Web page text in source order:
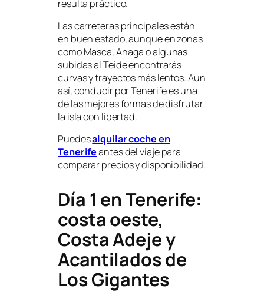
resulta práctico.
Las carreteras principales están
en buen estado, aunque en zonas
como Masca, Anaga o algunas
subidas al Teide encontrarás
curvas y trayectos más lentos. Aun
así, conducir por Tenerife es una
de las mejores formas de disfrutar
la isla con libertad.
Puedesalquilar coche en
Tenerifeantes del viaje para
comparar precios y disponibilidad.
Día 1 en Tenerife:
costa oeste,
Costa Adeje y
Acantilados de
Los Gigantes